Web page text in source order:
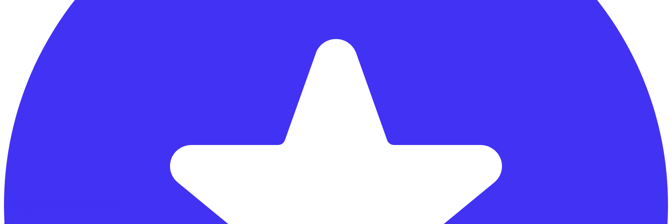
Vergelijkbare fietsen